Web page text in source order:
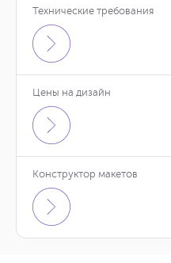
Технические требования
Цены на дизайн
Конструктор макетов